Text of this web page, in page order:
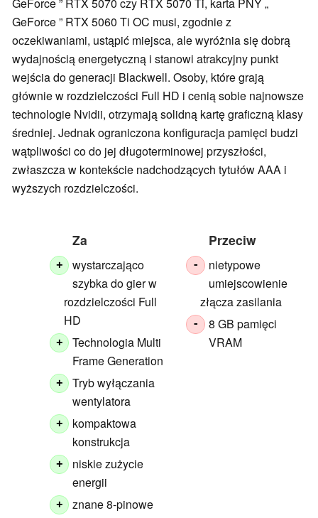
GeForce ” RTX 5060 Ti OC musi, zgodnie z
oczekiwaniami, ustąpić miejsca, ale wyróżnia się dobrą
wydajnością energetyczną i stanowi atrakcyjny punkt
wejścia do generacji Blackwell. Osoby, które grają
głównie w rozdzielczości Full HD i cenią sobie najnowsze
technologie Nvidii, otrzymają solidną kartę graficzną klasy
średniej. Jednak ograniczona konfiguracja pamięci budzi
wątpliwości co do jej długoterminowej przyszłości,
zwłaszcza w kontekście nadchodzących tytułów AAA i
wyższych rozdzielczości.
Za
+
wystarczająco
szybka do gier w
rozdzielczości Full
HD
+
Technologia Multi
Frame Generation
+
Tryb wyłączania
wentylatora
+
kompaktowa
konstrukcja
+
niskie zużycie
energii
+
znane 8-pinowe
Przeciw
-
nietypowe
umiejscowienie
złącza zasilania
-
8 GB pamięci
VRAM